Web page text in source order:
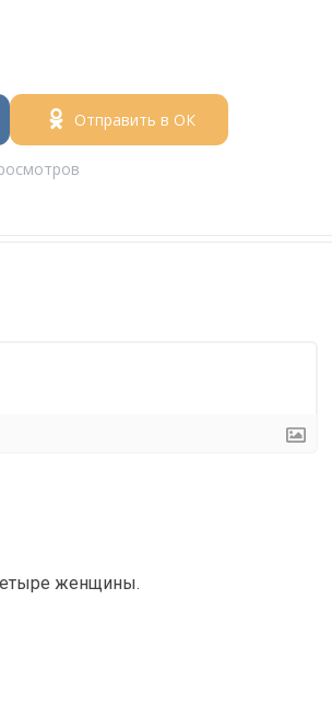
Отправить в ОК
женщины.